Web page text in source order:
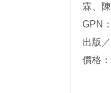
霖、
一鳴
GPN
出版
價格